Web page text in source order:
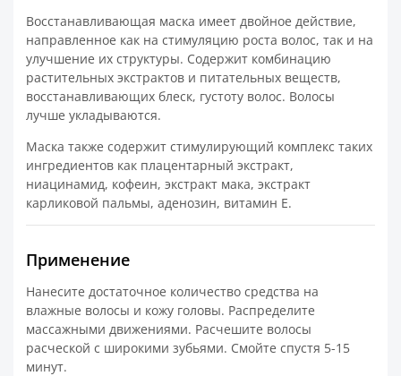
Восстанавливающая маска имеет двойное действие,
направленное как на стимуляцию роста волос, так и на
улучшение их структуры. Содержит комбинацию
растительных экстрактов и питательных веществ,
восстанавливающих блеск, густоту волос. Волосы
лучше укладываются.
Маска также содержит стимулирующий комплекс таких
ингредиентов как плацентарный экстракт,
ниацинамид, кофеин, экстракт мака, экстракт
карликовой пальмы, аденозин, витамин Е.
Применение
Нанесите достаточное количество средства на
влажные волосы и кожу головы. Распределите
массажными движениями. Расчешите волосы
расческой с широкими зубьями. Смойте спустя 5-15
минут.